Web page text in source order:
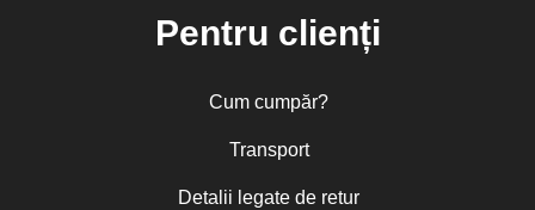
Pentru clienți
Cum cumpăr?
Transport
Detalii legate de retur